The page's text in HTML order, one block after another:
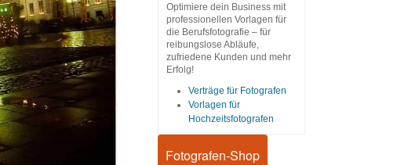
Optimiere dein Business mit
professionellen Vorlagen für
die Berufsfotografie – für
reibungslose Abläufe,
zufriedene Kunden und mehr
Erfolg!
Verträge für Fotografen
Vorlagen für
Hochzeitsfotografen
Fotografen-Shop